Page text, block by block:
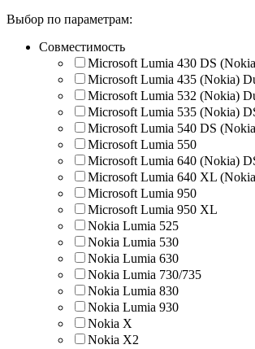
Выбор по параметрам:
Совместимость
Microsoft Lumia 430 DS
Microsoft Lumia 435 (Nokia)
Microsoft Lumia 532 (Nokia)
Microsoft Lumia 535 (Nokia)
Microsoft Lumia 540 DS
Microsoft Lumia 550
Microsoft Lumia 640 (Nokia)
Microsoft Lumia 640 XL
Microsoft Lumia 950
Microsoft Lumia 950 XL
Nokia Lumia 525
Nokia Lumia 530
Nokia Lumia 630
Nokia Lumia 730/735
Nokia Lumia 830
Nokia Lumia 930
Nokia X
Nokia X2